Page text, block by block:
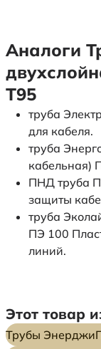
Аналоги
Т95
труба
для кабеля.
труба
кабельная)
ПНД труба
защиты
труба
ПЭ 100
линий.
Этот товар
Трубы